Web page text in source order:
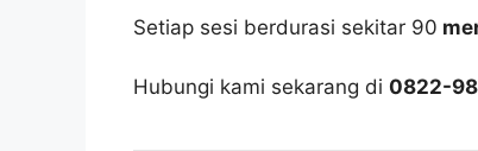
Setiap sesi berdurasi sekitar 90
Hubungi kami sekarang di 0822-